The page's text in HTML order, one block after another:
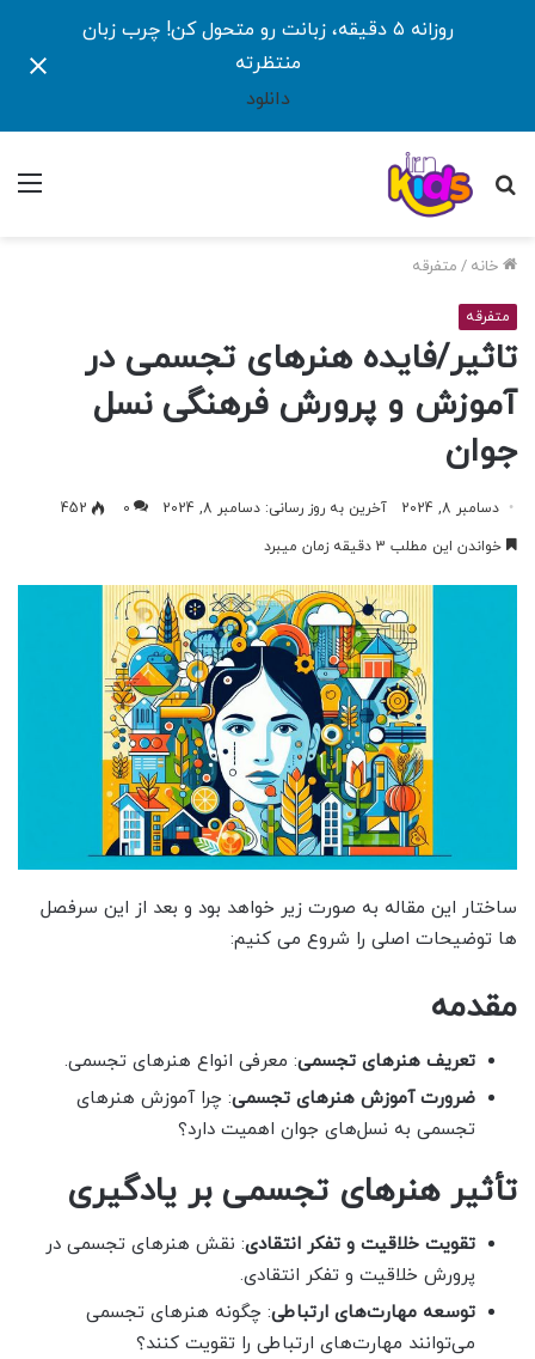
روزانه ۵ دقیقه، زبانت رو متحول کن! چرب زبان
منتظرته
دانلود
جستجو
خانه / متفرقه
متفرقه
تاثیر/فایده هنرهای تجسمی در
آموزش و پرورش فرهنگی نسل‌
جوان
دسامبر 8, 2024 آخرین به روز رسانی: دسامبر 8, 2024 0
452
خواندن این مطلب 3 دقیقه زمان میبرد
ساختار این مقاله به صورت زیر خواهد بود و بعد از این سرفصل
ها توضیحات اصلی را شروع می کنیم:
مقدمه
تعریف هنرهای تجسمی: معرفی انواع هنرهای تجسمی.
ضرورت آموزش هنرهای تجسمی: چرا آموزش هنرهای
تجسمی به نسل‌های جوان اهمیت دارد؟
تأثیر هنرهای تجسمی بر یادگیری
تقویت خلاقیت و تفکر انتقادی: نقش هنرهای تجسمی در
پرورش خلاقیت و تفکر انتقادی.
توسعه مهارت‌های ارتباطی: چگونه هنرهای تجسمی
می‌توانند مهارت‌های ارتباطی را تقویت کنند؟